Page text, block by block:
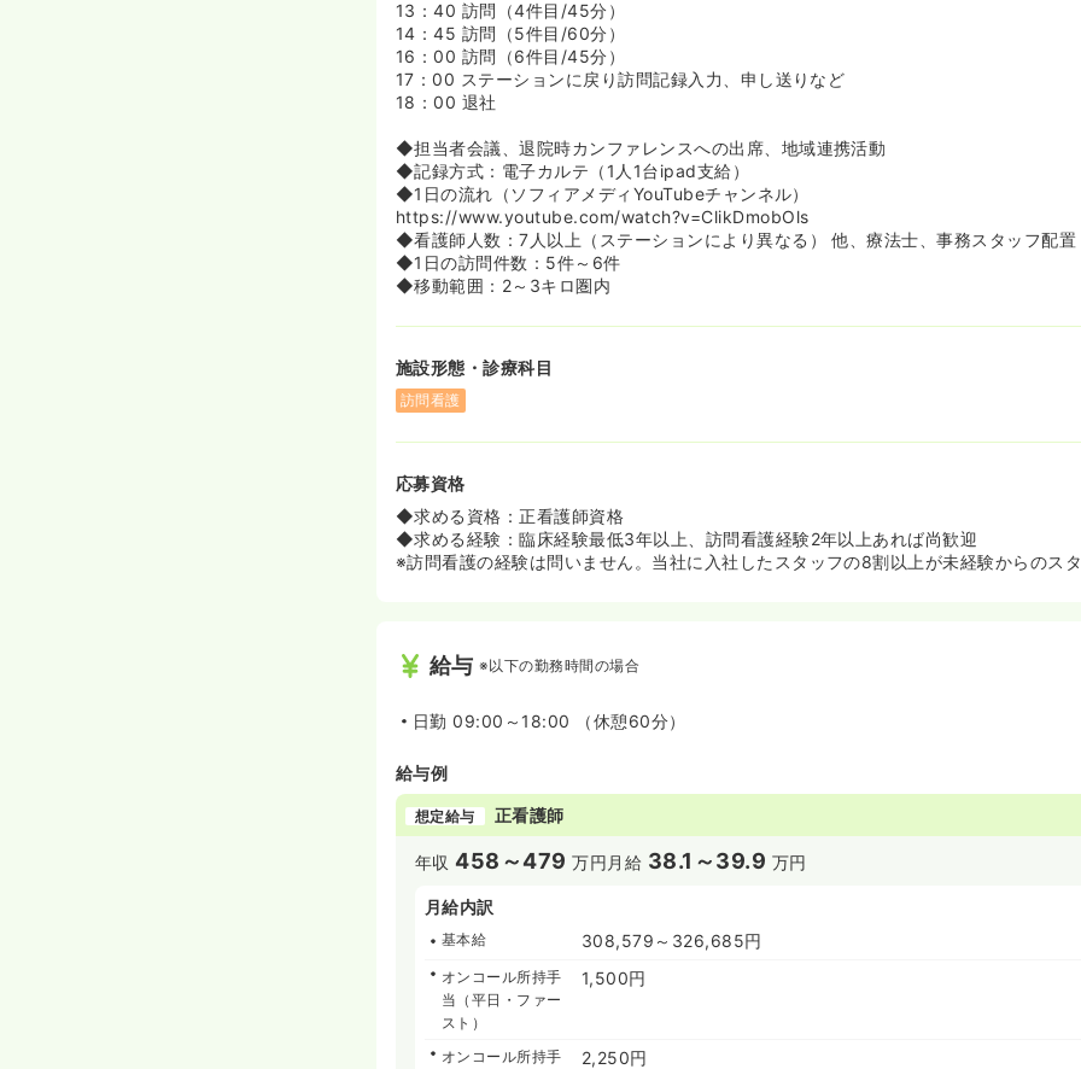
合ナースステーション城南という認定看護師を中心に構成されたプロフェッショナル
ます。ターミナルケア等、医療依存度の高い方を中心に専門性を活かして勤務が出来
があります。「地域により貢献したい！」という看護師さんにおすすめです★
≪看護業務に専念できる環境です！≫
言語聴覚士・事務スタッフと連携が取れている環境ですので、看護師は看護業務に専
た様々な視点で在宅医療にアプローチすることも可能です。
◆「困ったときは本部へ相談」をすることが根付いています！物品管理やシフト管理
ンスタッフが働きやすい環境を整えています！
13：40 訪問（4件目/45分）
14：45 訪問（5件目/60分）
16：00 訪問（6件目/45分）
17：00 ステーションに戻り訪問記録入力、申し送りなど
18：00 退社
◆担当者会議、退院時カンファレンスへの出席、地域連携活動
◆記録方式：電子カルテ（1人1台ipad支給）
◆1日の流れ（ソフィアメディYouTubeチャンネル）
https://www.youtube.com/watch?v=ClikDmobOls
◆看護師人数：7人以上（ステーションにより異なる） 他、療法士、事務スタッフ配置
◆1日の訪問件数：5件～6件
◆移動範囲：2～3キロ圏内
施設形態・診療科目
訪問看護
応募資格
◆求める資格：正看護師資格
◆求める経験：臨床経験最低3年以上、訪問看護経験2年以上あれば尚歓迎
※訪問看護の経験は問いません。当社に入社したスタッフの8割以上が未経験からのスタ
給与 ※以下の勤務時間の場合
日勤 09:00～18:00 （休憩60分）
給与例
想定給与 正看護師
年収458～479 万円 月給 38.1～39.9 万円
月給内訳
基本給 308,579～326,685円
オンコール所持手
当（平日・ファー
スト）
1,500円
オンコール所持手
2,250円